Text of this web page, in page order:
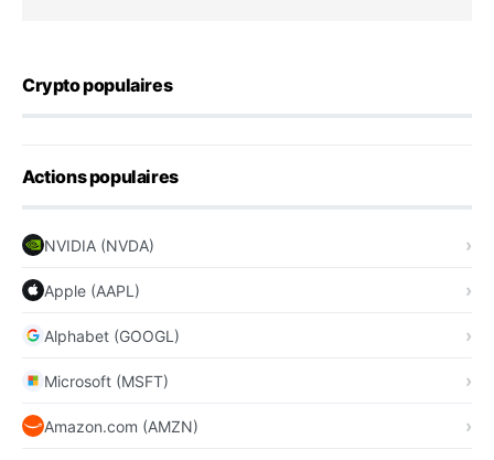
Crypto populaires
Actions populaires
NVIDIA (NVDA)
Apple (AAPL)
Alphabet (GOOGL)
Microsoft (MSFT)
Amazon.com (AMZN)